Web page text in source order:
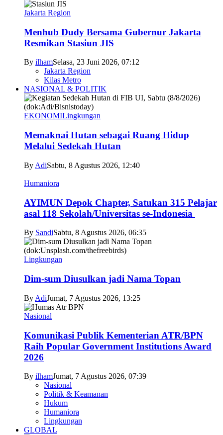
Jakarta Region
Menhub Dudy Bersama Gubernur Jakarta
Resmikan Stasiun JIS
By ilhamSelasa, 23 Juni 2026, 07:12
Jakarta Region
Kilas Metro
NASIONAL & POLITIK
EKONOMILingkungan
Memaknai Hutan sebagai Ruang Hidup
Melalui Sedekah Hutan
By AdiSabtu, 8 Agustus 2026, 12:40
Humaniora
AYIMUN Depok Chapter, Satukan 315 Pelajar
asal 118 Sekolah/Universitas se-Indonesia
By SandiSabtu, 8 Agustus 2026, 06:35
Lingkungan
Dim-sum Diusulkan jadi Nama Topan
By AdiJumat, 7 Agustus 2026, 13:25
Nasional
Komunikasi Publik Kementerian ATR/BPN
Raih Popular Government Institutions Award
2026
By ilhamJumat, 7 Agustus 2026, 07:39
Nasional
Politik & Keamanan
Hukum
Humaniora
Lingkungan
GLOBAL